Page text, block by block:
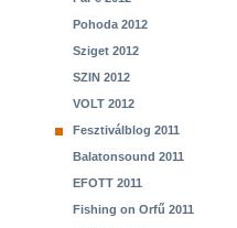
Pohoda 2012
Sziget 2012
SZIN 2012
VOLT 2012
Fesztiválblog 2011
Balatonsound 2011
EFOTT 2011
Fishing on Orfű 2011